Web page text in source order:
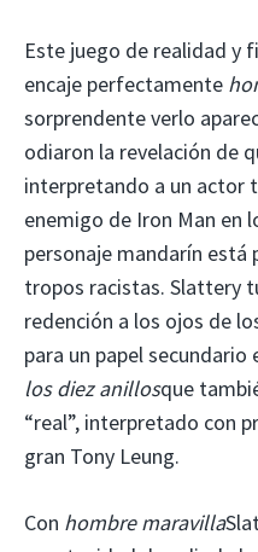
Este juego de realidad y
encaje perfectamente
sorprendente verlo
odiaron la revelación de
interpretando a un actor
enemigo de Iron Man en
personaje mandarín
tropos racistas. Slattery
redención a los ojos de
para un papel secundario
los diez anillosque
“real”, interpretado con
gran Tony Leung.
Con hombre maravilla